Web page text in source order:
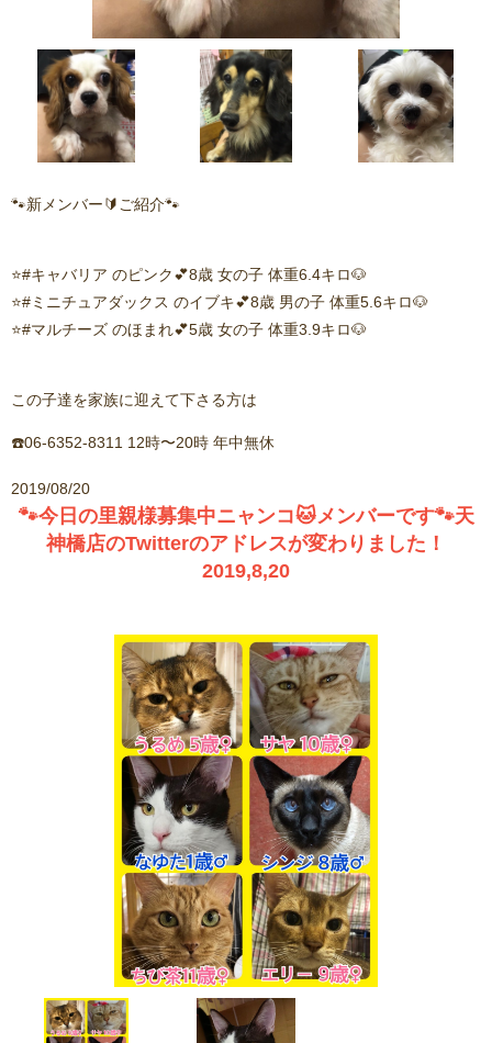
🐾新メンバー🔰ご紹介🐾
⭐️#キャバリア のピンク💕8歳 女の子 体重6.4キロ🐶
⭐️#ミニチュアダックス のイブキ💕8歳 男の子 体重5.6キロ🐶
⭐️#マルチーズ のほまれ💕5歳 女の子 体重3.9キロ🐶
この子達を家族に迎えて下さる方は
☎️06-6352-8311 12時〜20時 年中無休
2019/08/20
🐾今日の里親様募集中ニャンコ🐱メンバーです🐾天
神橋店のTwitterのアドレスが変わりました！
2019,8,20